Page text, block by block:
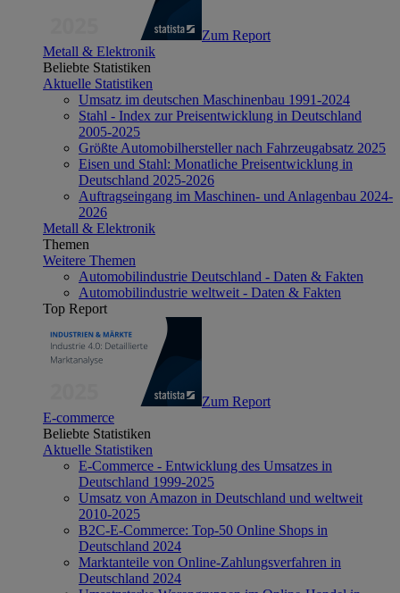
Zum Report
Metall & Elektronik
Beliebte Statistiken
Aktuelle Statistiken
Umsatz im deutschen Maschinenbau 1991-2024
Stahl - Index zur Preisentwicklung in Deutschland
2005-2025
Größte Automobilhersteller nach Fahrzeugabsatz 2025
Eisen und Stahl: Monatliche Preisentwicklung in
Deutschland 2025-2026
Auftragseingang im Maschinen- und Anlagenbau 2024-
2026
Metall & Elektronik
Themen
Weitere Themen
Automobilindustrie Deutschland - Daten & Fakten
Automobilindustrie weltweit - Daten & Fakten
Top Report
Zum Report
E-commerce
Beliebte Statistiken
Aktuelle Statistiken
E-Commerce - Entwicklung des Umsatzes in
Deutschland 1999-2025
Umsatz von Amazon in Deutschland und weltweit
2010-2025
B2C-E-Commerce: Top-50 Online Shops in
Deutschland 2024
Marktanteile von Online-Zahlungsverfahren in
Deutschland 2024